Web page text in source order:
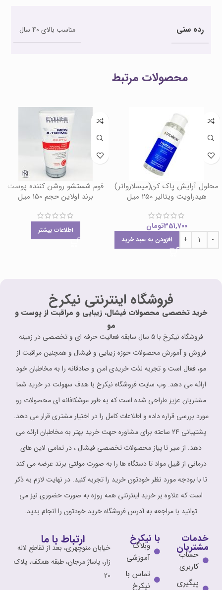
رده سنی مناسب بالای 40 سال
محصولات مرتبط
محلول آرایش پاک کن(میسلارواتر)
هیدراویت ویتالیر 250 میل
351,700تومان
افزودن به سبد خرید
فوم شستشو روشن کننده پوست
برند اولاین حجم 150 میل
اطلاعات بیشتر
فروشگاه اینترنتی نیکرخ
خرید تخصصی محصولات فیشال، زیبایی و مراقبت از پوست و
مو
فروشگاه نیکرخ با 5 سال سابقه فعالیت حرفه ای و تخصصی در زمینه
فروش و آمورش محصولات حوزه زیبایی و فیشال و همچنین مراقبت از
مو، فعال است و تجربه لذت خریدی امن و صادقانه را به مخاطبان خود
ارائه می دهد. وب سایت فروشگاه نیکرخ با هدف سهولت در خرید شما
مشتریان عزیز طراحی شده است که به طور موشکافانه ای محصولات رو
مورد بررسی قراره داده و اطلاعات کامل را در اختیار مشتری قرار می دهد.
پشتیبانی 24 ساعته برای مشاوره حهت خرید بهتر به مخاطبان ارائه می
دهد. از سیر تا پیاز محصولات تخصصی فیشال ، در تمامی لاین های
درمانی از قبیل مواد تا دستگاه ها را به صورت مولتی برند عرضه می کند
تا با بودجه مورد نظر خودتون خرید را تجربه کنید. در نهایت لازم به ذکر
است که علاوه بر خرید اینترنتی همه روزه به صورت حضوری نیز می
توانید با مراجعه به آدرس فروشگاه خرید خودتون را انجام بدید.
خدمات
مشتریان
حساب
کاربری
پیگیری
با نیکرخ
وبلاگ
آموزشی
تماس با
نیکرخ
ارتباط با ما
خیابان منوچهری، بعد از تقاطع لاله
زار، پاساژ مرجان، طبقه همکف، پلاک
20